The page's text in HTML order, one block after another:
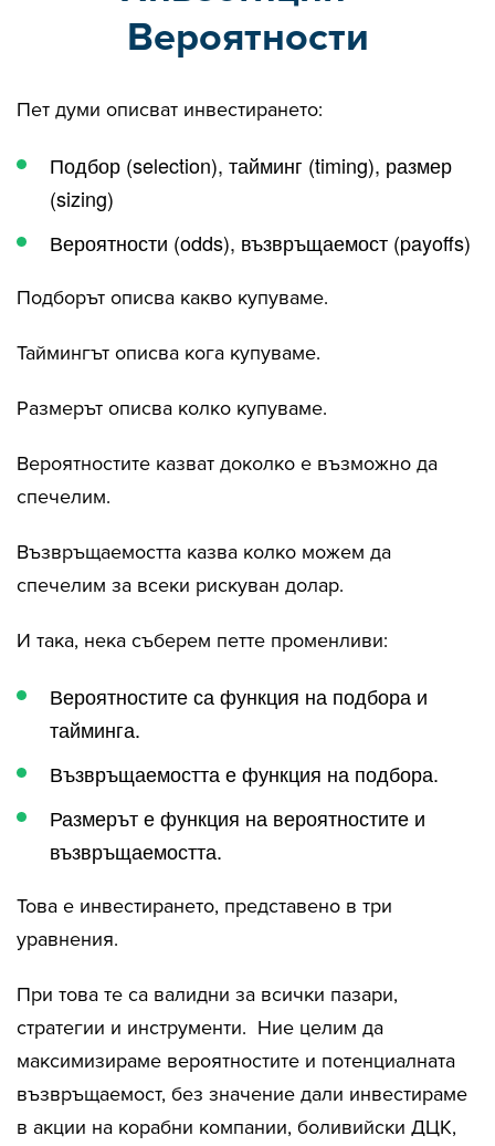
Вероятности
Пет думи описват инвестирането:
Подбор (selection), тайминг (timing), размер
(sizing)
Вероятности (odds), възвръщаемост (payoffs)
Подборът описва какво купуваме.
Таймингът описва кога купуваме.
Размерът описва колко купуваме.
Вероятностите казват доколко е възможно да
спечелим.
Възвръщаемостта казва колко можем да
спечелим за всеки рискуван долар.
И така, нека съберем петте променливи:
Вероятностите са функция на подбора и
тайминга.
Възвръщаемостта е функция на подбора.
Размерът е функция на вероятностите и
възвръщаемостта.
Това е инвестирането, представено в три
уравнения.
При това те са валидни за всички пазари,
стратегии и инструменти. Ние целим да
максимизираме вероятностите и потенциалната
възвръщаемост, без значение дали инвестираме
в акции на корабни компании, боливийски ДЦК,